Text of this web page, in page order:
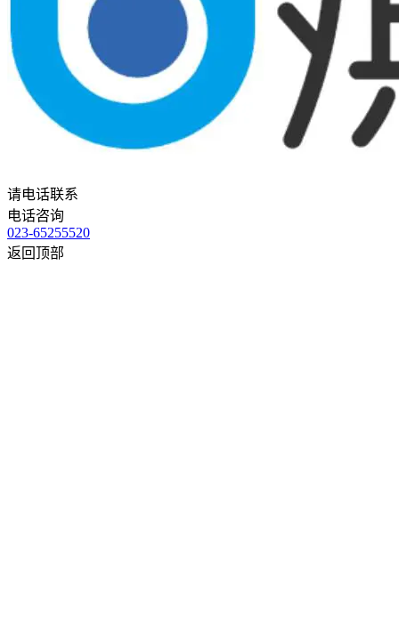
请电话联系
电话咨询
023-65255520
返回顶部